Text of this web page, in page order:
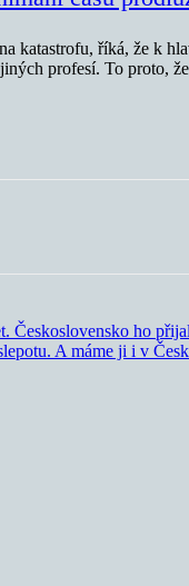
katastrofu, říká, že k
profesí. To proto,
Československo ho
A máme ji i v